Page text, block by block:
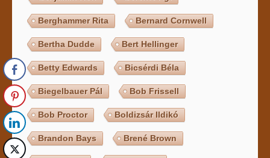
Berghammer Rita Bernard Cornwell
Bertha Dudde Bert Hellinger
Betty Edwards Bicsérdi Béla
Biegelbauer Pál Bob Frissell
Bob Proctor Boldizsár Ildikó
Brandon Bays Brené Brown